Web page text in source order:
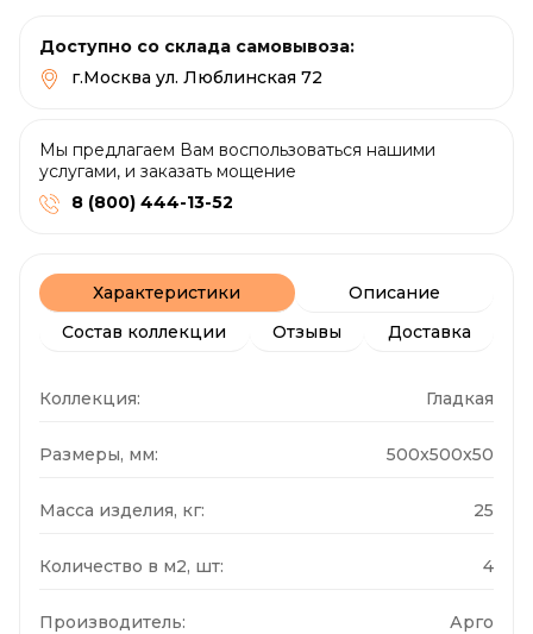
Доступно со склада самовывоза:
г.Москва ул. Люблинская 72
Мы предлагаем Вам воспользоваться нашими
услугами, и заказать мощение
8 (800) 444-13-52
Характеристики
Описание
Состав коллекции
Отзывы Доставка
Коллекция: Гладкая
Размеры, мм: 500x500x50
Масса изделия, кг: 25
Количество в м2, шт: 4
Производитель: Арго